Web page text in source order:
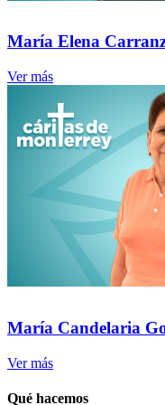
María Elena
Ver más
María Candelaria
Ver más
Qué hacemos